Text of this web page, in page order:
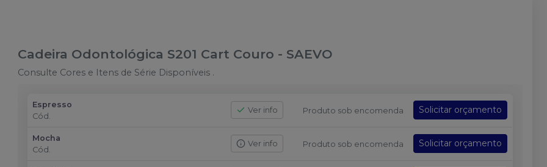
Cadeira Odontológica S201 Cart Couro - SAEVO
Consulte Cores e Itens de Série Disponíveis .
Espresso
Cód.
Ver info Produto sob encomenda Solicitar orçamento
Mocha
Cód.
Ver info Produto sob encomenda Solicitar orçamento